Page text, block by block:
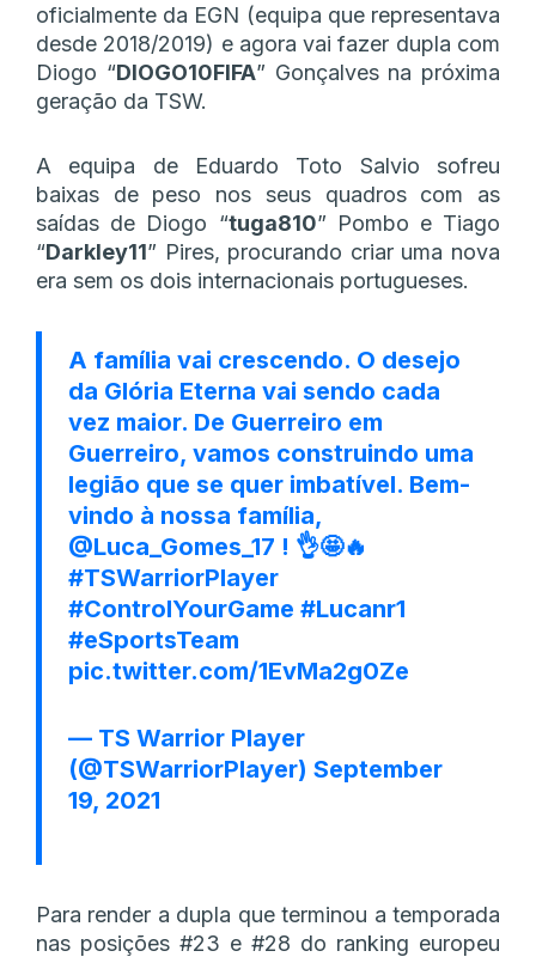
oficialmente da EGN (equipa que representava
desde 2018/2019) e agora vai fazer dupla com
Diogo “DIOGO10FIFA” Gonçalves na próxima
geração da TSW.
A equipa de Eduardo Toto Salvio sofreu
baixas de peso nos seus quadros com as
saídas de Diogo “tuga810” Pombo e Tiago
“Darkley11” Pires, procurando criar uma nova
era sem os dois internacionais portugueses.
A família vai crescendo. O desejo
da Glória Eterna vai sendo cada
vez maior. De Guerreiro em
Guerreiro, vamos construindo uma
legião que se quer imbatível. Bem-
vindo à nossa família,
@Luca_Gomes_17 ! 👌🤩🔥
#TSWarriorPlayer
#ControlYourGame #Lucanr1
#eSportsTeam
pic.twitter.com/1EvMa2g0Ze
— TS Warrior Player
(@TSWarriorPlayer) September
19, 2021
Para render a dupla que terminou a temporada
nas posições #23 e #28 do ranking europeu